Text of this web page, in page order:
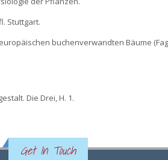
Stuttgart.
buchenverwandten Bäume
Die Drei, H. 1.
Get In Touch